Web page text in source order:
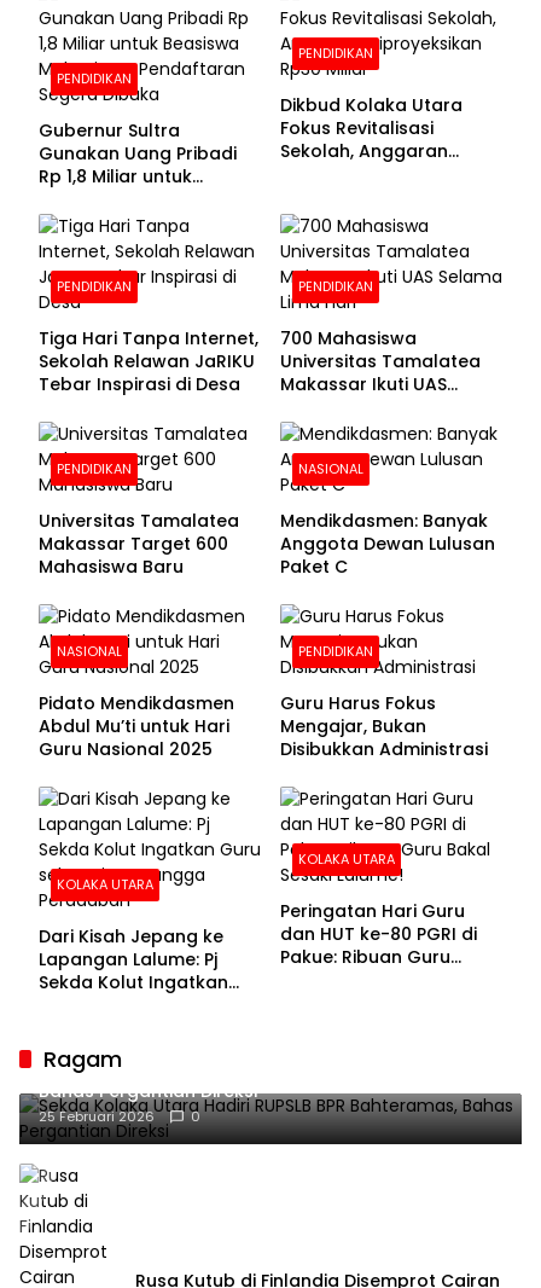
PENDIDIKAN
Gubernur Sultra
Gunakan Uang Pribadi
Rp 1,8 Miliar untuk
Pendaftaran Segera
Dibuka
PENDIDIKAN
Dikbud Kolaka Utara
Fokus Revitalisasi
Sekolah, Anggaran
PENDIDIKAN
Tiga Hari Tanpa Internet,
Sekolah Relawan JaRIKU
Tebar Inspirasi di Desa
PENDIDIKAN
700 Mahasiswa
Universitas Tamalatea
Makassar Ikuti UAS
PENDIDIKAN
Universitas Tamalatea
Makassar Target 600
Mahasiswa Baru
NASIONAL
Mendikdasmen: Banyak
Anggota Dewan Lulusan
Paket C
NASIONAL
Pidato Mendikdasmen
Abdul Mu’ti untuk Hari
Guru Nasional 2025
PENDIDIKAN
Guru Harus Fokus
Mengajar, Bukan
Disibukkan Administrasi
KOLAKA UTARA
Dari Kisah Jepang ke
Lapangan Lalume: Pj
Sekda Kolut Ingatkan
KOLAKA UTARA
Peringatan Hari Guru
dan HUT ke-80 PGRI di
Pakue: Ribuan Guru
Ragam
Sekda Kolaka Utara Hadiri RUPSLB BPR Bahteramas,
Bahas Pergantian Direksi
25 Februari 2026 0
Rusa Kutub di Finlandia Disemprot Cairan